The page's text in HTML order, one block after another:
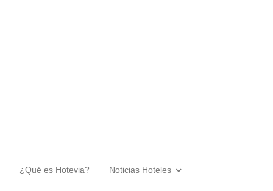
¿Qué es Hotevia? Noticias Hoteles